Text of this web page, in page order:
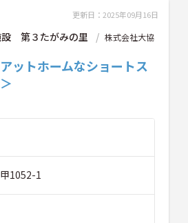
更新日：2025年09月16日
設 第３たがみの里
株式会社大協
ットホームなショートス
1052-1